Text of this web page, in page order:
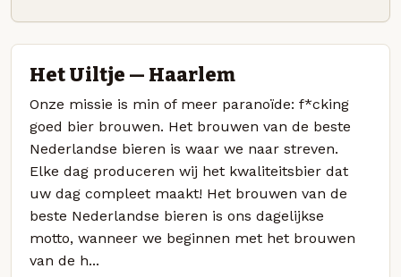
Het Uiltje — Haarlem
Onze missie is min of meer paranoïde: f*cking
goed bier brouwen. Het brouwen van de beste
Nederlandse bieren is waar we naar streven.
Elke dag produceren wij het kwaliteitsbier dat
uw dag compleet maakt! Het brouwen van de
beste Nederlandse bieren is ons dagelijkse
motto, wanneer we beginnen met het brouwen
van de h...